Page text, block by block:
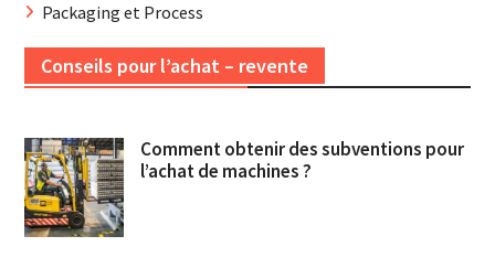
Packaging et Process
Conseils pour l’achat – revente
Comment obtenir des subventions pour
l’achat de machines ?